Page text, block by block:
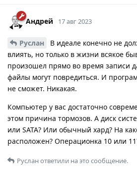
Андрей 17 авг 2023
Руслан
В идеале конечно не
влиять, но только в жизни всякое
произошел прямо во время записи
файлы могут повредиться. И
не сможет. Никакая.
Компьютер у вас достаточно
этом причина тормозов. А диск
или SATA? Или обычный хард? На
расположен? Операционка 10 или
Русланответили на это сообщение.